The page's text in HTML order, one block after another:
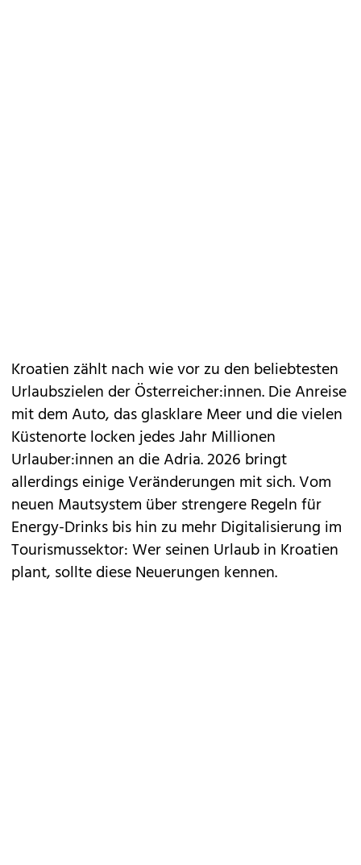
Kroatien zählt nach wie vor zu den beliebtesten
Urlaubszielen der Österreicher:innen. Die Anreise
mit dem Auto, das glasklare Meer und die vielen
Küstenorte locken jedes Jahr Millionen
Urlauber:innen an die Adria. 2026 bringt
allerdings einige Veränderungen mit sich. Vom
neuen Mautsystem über strengere Regeln für
Energy-Drinks bis hin zu mehr Digitalisierung im
Tourismussektor: Wer seinen Urlaub in Kroatien
plant, sollte diese Neuerungen kennen.